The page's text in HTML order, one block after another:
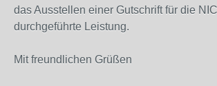
das Ausstellen einer Gutschrift für die
durchgeführte Leistung.
Mit freundlichen Grüßen